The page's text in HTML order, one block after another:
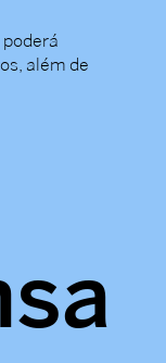
poderá
além de